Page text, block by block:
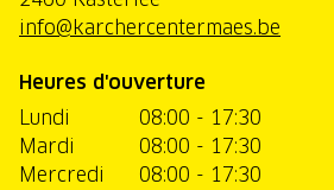
info@karchercentermaes.be
Heures d'ouverture
Lundi
08:00 - 17:30
Mardi
08:00 - 17:30
Mercredi
08:00 - 17:30